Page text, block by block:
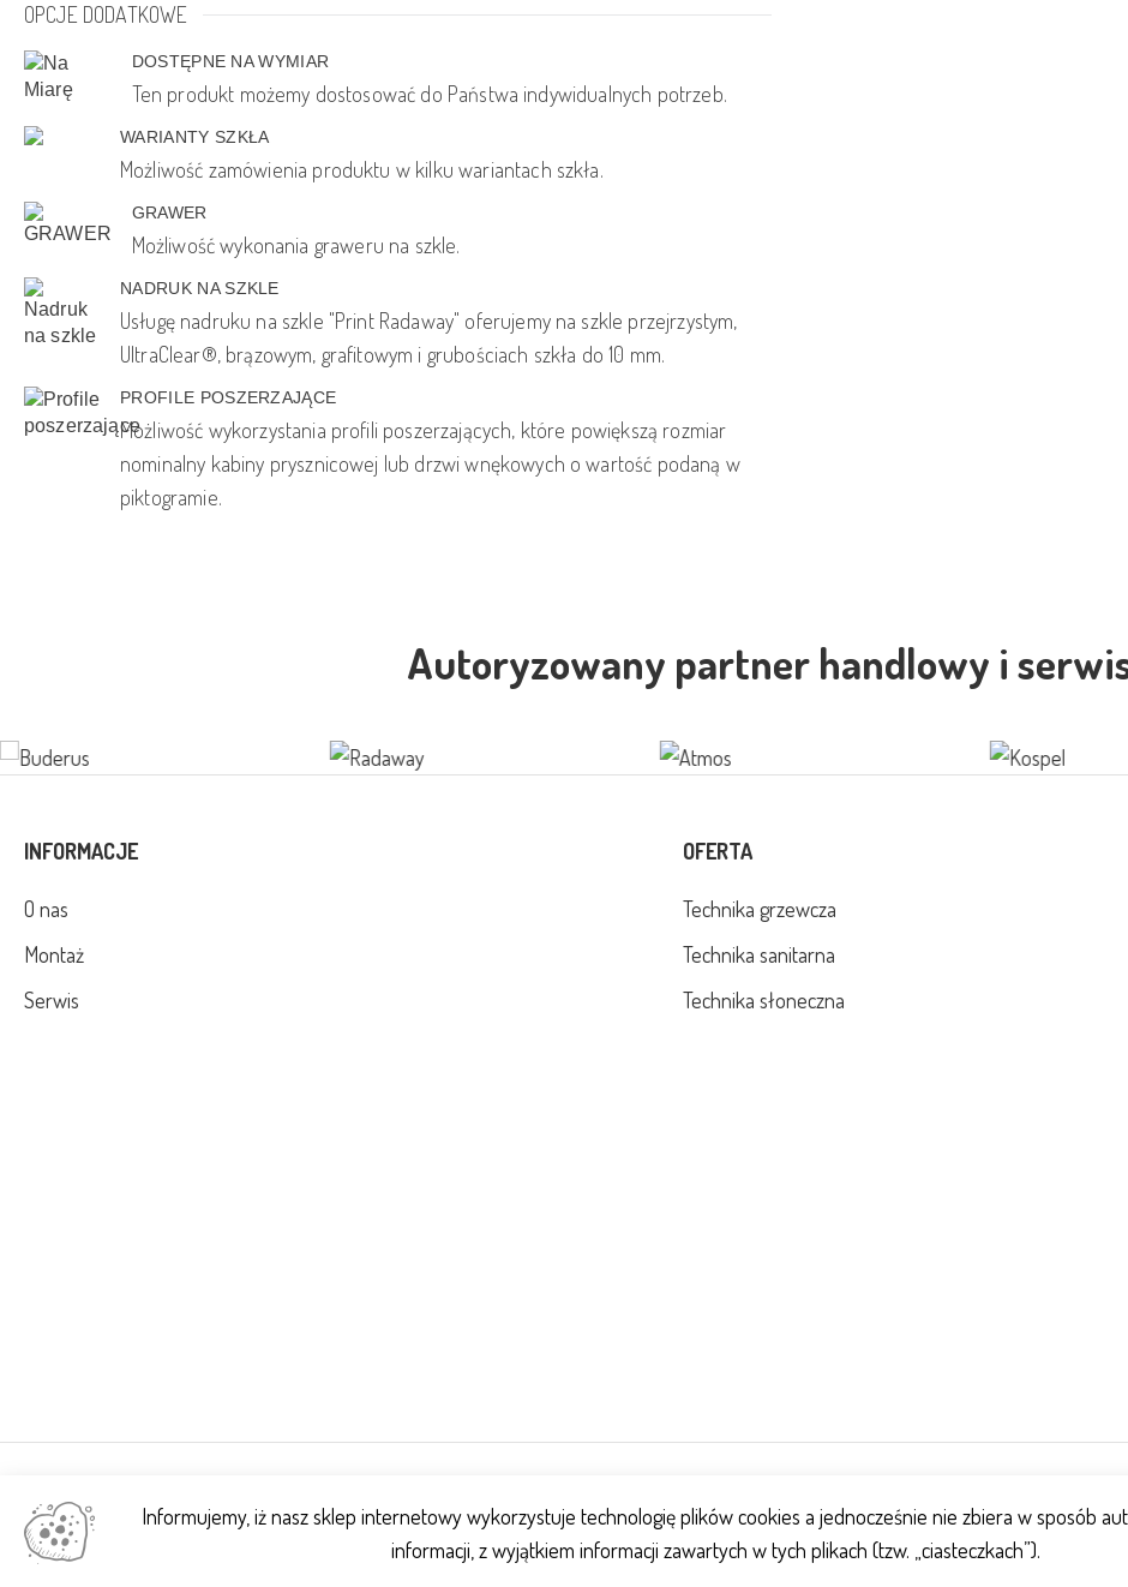
OPCJE DODATKOWE
DOSTĘPNE NA WYMIAR
Ten produkt możemy dostosować do Państwa indywidualnych potrzeb.
WARIANTY SZKŁA
Możliwość zamówienia produktu w kilku wariantach szkła.
GRAWER
Możliwość wykonania graweru na szkle.
NADRUK NA SZKLE
Usługę nadruku na szkle "Print Radaway" oferujemy na szkle przejrzystym,
UltraClear®, brązowym, grafitowym i grubościach szkła do 10 mm.
PROFILE POSZERZAJĄCE
Możliwość wykorzystania profili poszerzających, które powiększą rozmiar
nominalny kabiny prysznicowej lub drzwi wnękowych o wartość podaną w
piktogramie.
Autoryzowany partner handlowy i
INFORMACJE
O nas
Montaż
Serwis
OFERTA
Technika grzewcza
Technika sanitarna
Technika słoneczna
Wszystkie prawa zastrzeżone © 2022 sanitech.debica.pl
Informujemy, iż nasz sklep internetowy wykorzystuje technologię plików cookies a jednocześnie nie zbiera w sposób
informacji, z wyjątkiem informacji zawartych w tych plikach (tzw. „ciasteczkach”).